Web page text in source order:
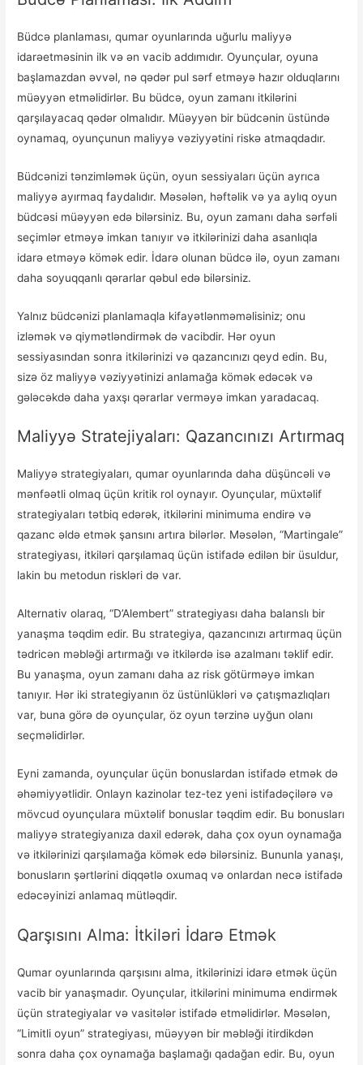
Büdcə planlaması, qumar oyunlarında uğurlu maliyyə
idarəetməsinin ilk və ən vacib addımıdır. Oyunçular, oyuna
başlamazdan əvvəl, nə qədər pul sərf etməyə hazır olduqlarını
müəyyən etməlidirlər. Bu büdcə, oyun zamanı itkilərini
qarşılayacaq qədər olmalıdır. Müəyyən bir büdcənin üstündə
oynamaq, oyunçunun maliyyə vəziyyətini riskə atmaqdadır.
Büdcənizi tənzimləmək üçün, oyun sessiyaları üçün ayrıca
maliyyə ayırmaq faydalıdır. Məsələn, həftəlik və ya aylıq oyun
büdcəsi müəyyən edə bilərsiniz. Bu, oyun zamanı daha sərfəli
seçimlər etməyə imkan tanıyır və itkilərinizi daha asanlıqla
idarə etməyə kömək edir. İdarə olunan büdcə ilə, oyun zamanı
daha soyuqqanlı qərarlar qəbul edə bilərsiniz.
Yalnız büdcənizi planlamaqla kifayətlənməməlisiniz; onu
izləmək və qiymətləndirmək də vacibdir. Hər oyun
sessiyasından sonra itkilərinizi və qazancınızı qeyd edin. Bu,
sizə öz maliyyə vəziyyətinizi anlamağa kömək edəcək və
gələcəkdə daha yaxşı qərarlar verməyə imkan yaradacaq.
Maliyyə Stratejiyaları: Qazancınızı Artırmaq
Maliyyə strategiyaları, qumar oyunlarında daha düşüncəli və
mənfəətli olmaq üçün kritik rol oynayır. Oyunçular, müxtəlif
strategiyaları tətbiq edərək, itkilərini minimuma endirə və
qazanc əldə etmək şansını artıra bilərlər. Məsələn, “Martingale”
strategiyası, itkiləri qarşılamaq üçün istifadə edilən bir üsuldur,
lakin bu metodun riskləri də var.
Alternativ olaraq, “D’Alembert” strategiyası daha balanslı bir
yanaşma təqdim edir. Bu strategiya, qazancınızı artırmaq üçün
tədricən məbləği artırmağı və itkilərdə isə azalmanı təklif edir.
Bu yanaşma, oyun zamanı daha az risk götürməyə imkan
tanıyır. Hər iki strategiyanın öz üstünlükləri və çatışmazlıqları
var, buna görə də oyunçular, öz oyun tərzinə uyğun olanı
seçməlidirlər.
Eyni zamanda, oyunçular üçün bonuslardan istifadə etmək də
əhəmiyyətlidir. Onlayn kazinolar tez-tez yeni istifadəçilərə və
mövcud oyunçulara müxtəlif bonuslar təqdim edir. Bu bonusları
maliyyə strategiyanıza daxil edərək, daha çox oyun oynamağa
və itkilərinizi qarşılamağa kömək edə bilərsiniz. Bununla yanaşı,
bonusların şərtlərini diqqətlə oxumaq və onlardan necə istifadə
edəcəyinizi anlamaq mütləqdir.
Qarşısını Alma: İtkiləri İdarə Etmək
Qumar oyunlarında qarşısını alma, itkilərinizi idarə etmək üçün
vacib bir yanaşmadır. Oyunçular, itkilərini minimuma endirmək
üçün strategiyalar və vasitələr istifadə etməlidirlər. Məsələn,
“Limitli oyun” strategiyası, müəyyən bir məbləği itirdikdən
sonra daha çox oynamağa başlamağı qadağan edir. Bu, oyun